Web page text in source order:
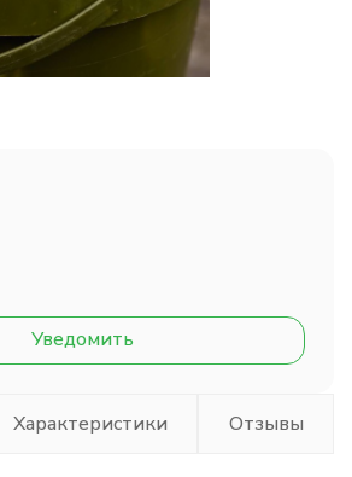
Уведомить
Характеристики Отзывы